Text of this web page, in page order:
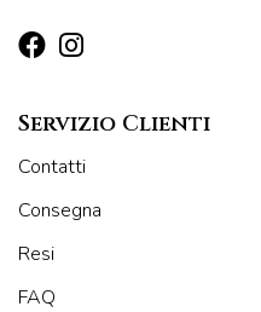
Servizio Clienti
Contatti
Consegna
Resi
FAQ